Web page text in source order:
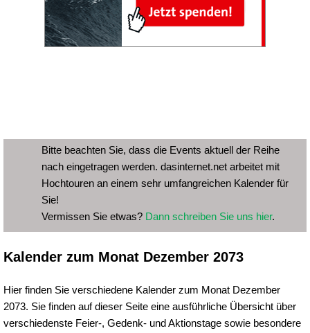
Bitte beachten Sie, dass die Events aktuell der Reihe
nach eingetragen werden. dasinternet.net arbeitet mit
Hochtouren an einem sehr umfangreichen Kalender für
Sie!
Vermissen Sie etwas? Dann schreiben Sie uns hier.
Kalender zum Monat Dezember 2073
Hier finden Sie verschiedene Kalender zum Monat Dezember
2073. Sie finden auf dieser Seite eine ausführliche Übersicht über
verschiedenste Feier-, Gedenk- und Aktionstage sowie besondere